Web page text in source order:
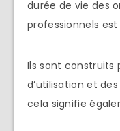
durée de vie des
professionnels est
Ils sont construits
d’utilisation et
cela signifie